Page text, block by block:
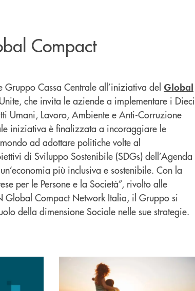
Compact
Cassa Centrale all’iniziativa del Global
che invita le aziende a implementare i Dieci
Umani, Lavoro, Ambiente e Anti-Corruzione
iniziativa è finalizzata a incoraggiare le
ad adottare politiche volte al
di Sviluppo Sostenibile (SDGs) dell’Agenda
più inclusiva e sostenibile. Con la
per le Persone e la Società”, rivolto alle
Global Compact Network Italia, il Gruppo si
della dimensione Sociale nelle sue strategie.
Politiche ESG